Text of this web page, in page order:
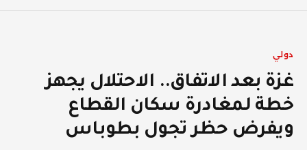
دولي
غزة بعد الاتفاق.. الاحتلال يجهز
خطة لمغادرة سكان القطاع
ويفرض حظر تجول بطوباس